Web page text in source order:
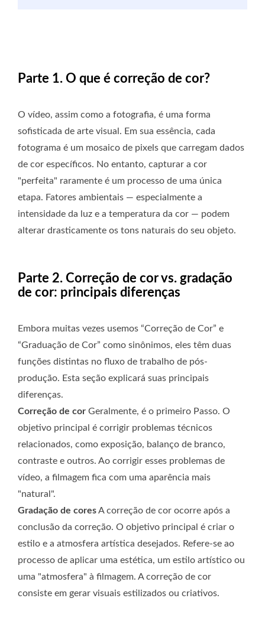
Parte 1. O que é correção de cor?
O vídeo, assim como a fotografia, é uma forma
sofisticada de arte visual. Em sua essência, cada
fotograma é um mosaico de pixels que carregam dados
de cor específicos. No entanto, capturar a cor
"perfeita" raramente é um processo de uma única
etapa. Fatores ambientais — especialmente a
intensidade da luz e a temperatura da cor — podem
alterar drasticamente os tons naturais do seu objeto.
Parte 2. Correção de cor vs. gradação
de cor: principais diferenças
Embora muitas vezes usemos “Correção de Cor” e
“Graduação de Cor” como sinônimos, eles têm duas
funções distintas no fluxo de trabalho de pós-
produção. Esta seção explicará suas principais
diferenças.
Correção de cor Geralmente, é o primeiro Passo. O
objetivo principal é corrigir problemas técnicos
relacionados, como exposição, balanço de branco,
contraste e outros. Ao corrigir esses problemas de
vídeo, a filmagem fica com uma aparência mais
"natural".
Gradação de coresA correção de cor ocorre após a
conclusão da correção. O objetivo principal é criar o
estilo e a atmosfera artística desejados. Refere-se ao
processo de aplicar uma estética, um estilo artístico ou
uma "atmosfera" à filmagem. A correção de cor
consiste em gerar visuais estilizados ou criativos.